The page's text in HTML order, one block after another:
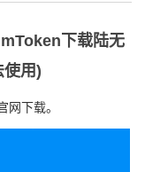
下载陆无
用)
下载。